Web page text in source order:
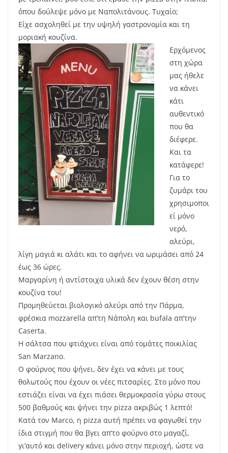
όπου δούλεψε μόνο με Ναπολιτάνους. Τυχαίο;
Είχε ασχοληθεί με την υψηλή γαστρονομία και τη
μοριακή κουζίνα.
Ερχόμενος
στη χώρα
μας ήθελε
να κάνει
κάτι
αυθεντικό
που θα
διέφερε.
Και τα
κατάφερε!
Για το
ζυμάρι του
χρησιμοποι
εί μόνο
νερό,
αλεύρι,
λίγη μαγιά κι αλάτι και το αφήνει να ωριμάσει από 24
έως 36 ώρες.
Μαργαρίνη ή αντίστοιχα υλικά δεν έχουν θέση στην
κουζίνα του!
Προμηθεύεται βιολογικό αλεύρι από την Πάρμα,
φρέσκια mozzarella απ’τη Νάπολη και bufala απ’την
Caserta.
Η σάλτσα που φτιάχνει είναι από τομάτες ποικιλίας
San Marzano.
Ο φούρνος που ψήνει, δεν έχει να κάνει με τους
θολωτούς που έχουν οι νέες πιτσαρίες. Στο μόνο που
εστιάζει είναι να έχει πιάσει θερμοκρασία γύρω στους
500 βαθμούς και ψήνει την pizza ακριβώς 1 λεπτό!
Κατά τον Marco, η pizza αυτή πρέπει να φαγωθεί την
ίδια στιγμή που θα βγει απ’το φούρνο στο μαγαζί,
γι’αυτό και delivery κάνει μόνο στην περιοχή, ώστε να